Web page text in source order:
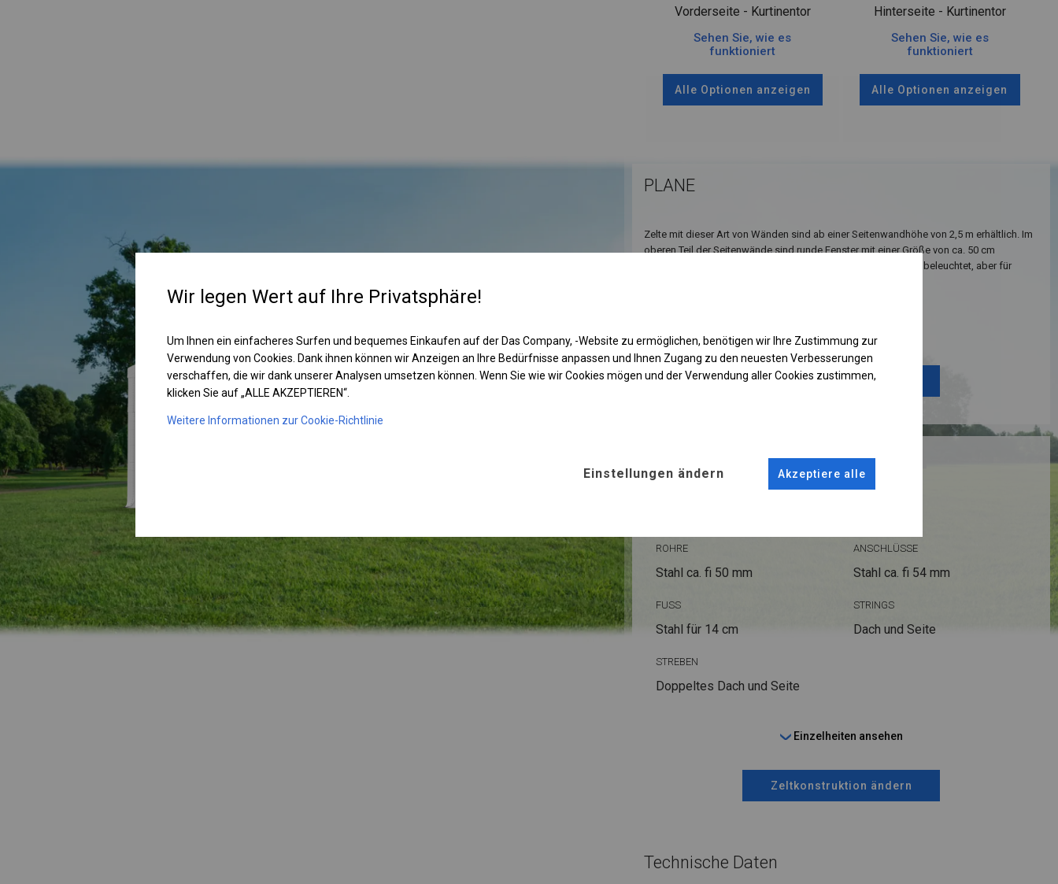
Vorderseite - Kurtinentor
Sehen Sie, wie es
funktioniert
Alle Optionen anzeigen
Hinterseite - Kurtinentor
Sehen Sie, wie es
funktioniert
Alle Optionen anzeigen
PLANE
Zelte mit dieser Art von Wänden sind ab einer Seitenwandhöhe von 2,5 m erhältlich. Im
oberen Teil der Seitenwände sind runde Fenster mit einer Größe von ca. 50 cm
angebracht. Dank dieser Platzierung ist das Innere des Zeltes beleuchtet, aber für
Plane ändern
KONSTRUKTION
ROHRE
Stahl ca. fi 50 mm
ANSCHLÜSSE
Stahl ca. fi 54 mm
FUSS
Stahl für 14 cm
STRINGS
Dach und Seite
STREBEN
Doppeltes Dach und Seite
Einzelheiten ansehen
Zeltkonstruktion ändern
Technische Daten
Wir legen Wert auf Ihre Privatsphäre!
Um Ihnen ein einfacheres Surfen und bequemes Einkaufen auf der Das Company, -Website zu ermöglichen, benötigen wir Ihre Zustimmung zur
Verwendung von Cookies. Dank ihnen können wir Anzeigen an Ihre Bedürfnisse anpassen und Ihnen Zugang zu den neuesten Verbesserungen
verschaffen, die wir dank unserer Analysen umsetzen können. Wenn Sie wie wir Cookies mögen und der Verwendung aller Cookies zustimmen,
klicken Sie auf „ALLE AKZEPTIEREN“.
Weitere Informationen zur Cookie-Richtlinie
Einstellungen ändern Akzeptiere alle